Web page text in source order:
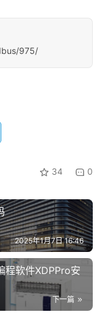
975/
34 0
2025年1月7日 16:46
程软件XDPPro安
下一篇